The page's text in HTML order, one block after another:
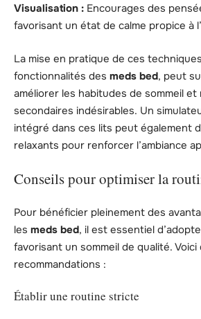
Visualisation : Encourages des
favorisant un état de calme propice à
La mise en pratique de ces
fonctionnalités des meds bed, peut
améliorer les habitudes de sommeil
secondaires indésirables. Un
intégré dans ces lits peut également
relaxants pour renforcer l’ambiance
Conseils pour optimiser la
Pour bénéficier pleinement des
les meds bed, il est essentiel
favorisant un sommeil de qualité. Voici
recommandations :
Établir une routine stricte